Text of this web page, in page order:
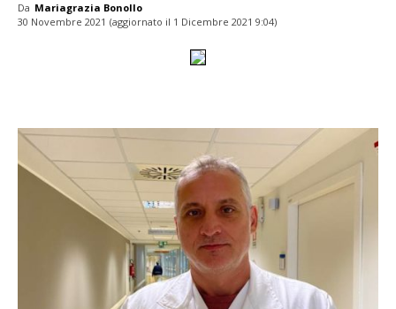
Da Mariagrazia Bonollo
30 Novembre 2021 (aggiornato il 1 Dicembre 2021 9:04)